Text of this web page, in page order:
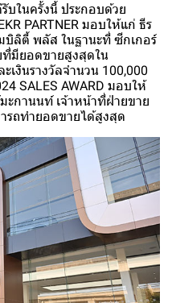
บในครั้งนี้ ประกอบด้วย
PARTNER มอบให้แก่ ธีร
บิลิตี้ พลัส ในฐานะที่ ซีกเกอร์
มียอดขายสูงสุดใน
เงินรางวัลจำนวน 100,000
SALES AWARD มอบให้
กานนท์ เจ้าหน้าที่ฝ่ายขาย
รถทำยอดขายได้สูงสุด